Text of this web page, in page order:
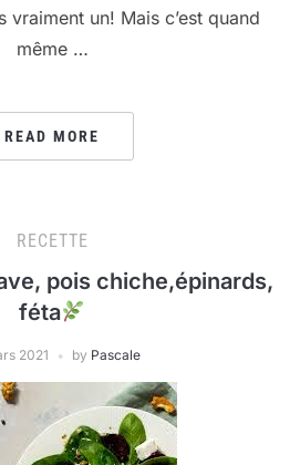
vraiment un! Mais c’est quand
même …
READ MORE
RECETTE
pois chiche,épinards,
féta
2021 by Pascale